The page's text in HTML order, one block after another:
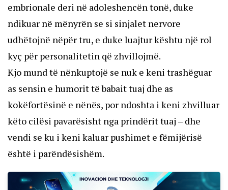
embrionale deri në adoleshencën tonë, duke
ndikuar në mënyrën se si sinjalet nervore
udhëtojnë nëpër tru, e duke luajtur kështu një rol
kyç për personalitetin që zhvillojmë.
Kjo mund të nënkuptojë se nuk e keni trashëguar
as sensin e humorit të babait tuaj dhe as
kokëfortësinë e nënës, por ndoshta i keni zhvilluar
këto cilësi pavarësisht nga prindërit tuaj – dhe
vendi se ku i keni kaluar pushimet e fëmijërisë
është i parëndësishëm.